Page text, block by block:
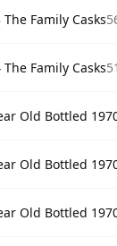
Family Casks
Family Casks
Old Bottled
Old Bottled
Old Bottled